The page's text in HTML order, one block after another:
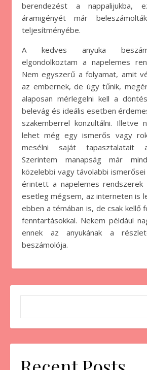
berendezést a nappalijukba,
áramigényét már
teljesítményébe.
A kedves anyuka
elgondolkoztam a napelemes
Nem egyszerű a folyamat, amit
az embernek, de úgy tűnik,
alaposan mérlegelni kell a
belevág és ideális esetben
szakemberrel konzultálni. Illetve
lehet még egy ismerős vagy
mesélni saját tapasztalatait
Szerintem manapság már
közelebbi vagy távolabbi
érintett a napelemes rendszerek
esetleg mégsem, az interneten is
ebben a témában is, de csak kellő
fenntartásokkal. Nekem például
ennek az anyukának a
beszámolója.